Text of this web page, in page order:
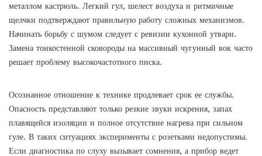
металлом кастрюль. Легкий гул, шелест воздуха и ритмичные
щелчки подтверждают правильную работу сложных механизмов.
Начинать борьбу с шумом следует с ревизии кухонной утвари.
Замена тонкостенной сковороды на массивный чугунный вок часто
решает проблему высокочастотного писка.
Осознанное отношение к технике продлевает срок ее службы.
Опасность представляют только резкие звуки искрения, запах
плавящейся изоляции и полное отсутствие нагрева при сильном
гуле. В таких ситуациях эксперименты с розетками недопустимы.
Если диагностика по слуху вызывает сомнения, а прибор ведет